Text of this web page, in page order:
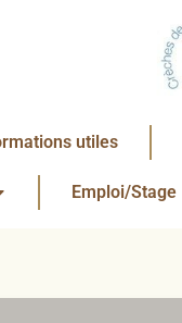
utiles
Emploi/Stage